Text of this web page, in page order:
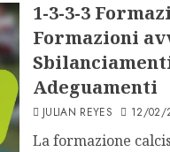
1-3-3-3
Formazioni
Adeguamenti
JULIAN REYES 12/02/
La formazione